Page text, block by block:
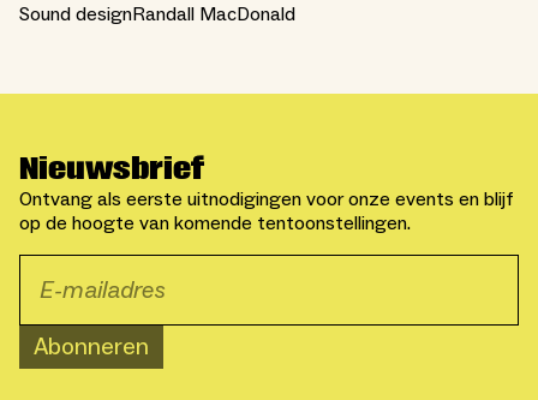
Sound designRandall MacDonald
Nieuwsbrief
Ontvang als eerste uitnodigingen voor onze events en blijf
op de hoogte van komende tentoonstellingen.
Abonneren